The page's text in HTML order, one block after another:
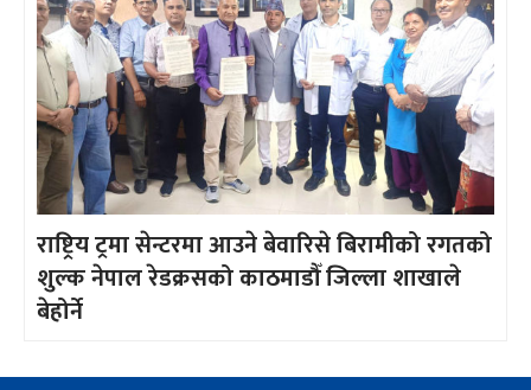
राष्ट्रिय ट्रमा सेन्टरमा आउने बेवारिसे बिरामीको रगतको
शुल्क नेपाल रेडक्रसको काठमाडौँ जिल्ला शाखाले
बेहोर्ने